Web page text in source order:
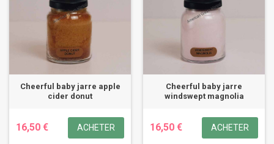
Cheerful baby jarre apple
cider donut
16,50 € ACHETER
Cheerful baby jarre
windswept magnolia
16,50 € ACHETER